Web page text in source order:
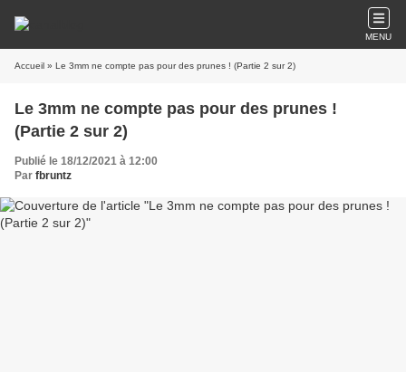
MENU
Accueil » Le 3mm ne compte pas pour des prunes ! (Partie 2 sur 2)
Le 3mm ne compte pas pour des prunes !
(Partie 2 sur 2)
Publié le 18/12/2021 à 12:00
Par fbruntz